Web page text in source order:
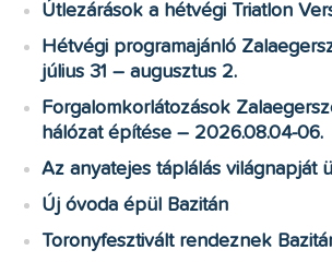
Útlezárások a hétvégi Triatlon
Hétvégi programajánló
július 31 – augusztus 2.
Forgalomkorlátozások
hálózat építése – 2026.08.04-06.
Az anyatejes táplálás világnapját
Új óvoda épül Bazitán
Toronyfesztivált rendeznek